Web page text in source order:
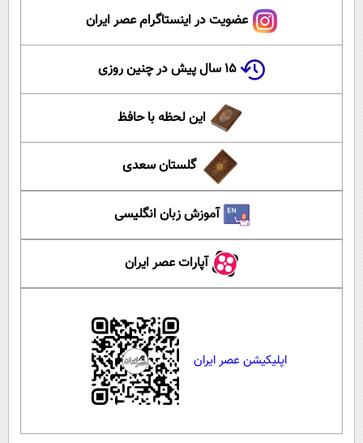
عضویت در اینستاگرام عصر ایران
۱۵ سال پیش در چنین روزی
این لحظه با حافظ
گلستان سعدی
آموزش زبان انگلیسی
آپارات عصر ایران
اپلیکیشن عصر ایران